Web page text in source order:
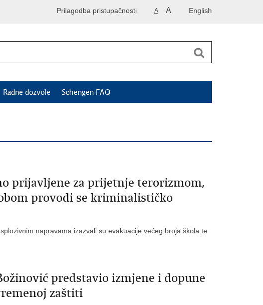
English
A A
Prilagodba pristupačnosti
Radne dozvole Schengen FAQ
prijavljene za prijetnje terorizmom,
provodi se kriminalističko
napravama izazvali su evakuacije većeg broja škola te
predstavio izmjene i dopune
zaštiti